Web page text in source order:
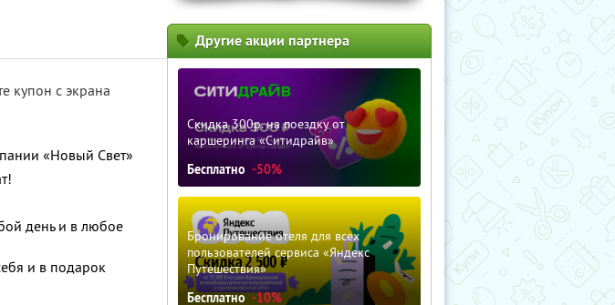
купон с экрана
«Новый Свет»
день и в любое
и в подарок
Другие акции партнера
Скидка 300р. на поездку от
каршеринга «Ситидрайв»
Бесплатно -50%
Бронирование отеля для всех
пользователей сервиса «Яндекс
Путешествия»
Бесплатно -10%